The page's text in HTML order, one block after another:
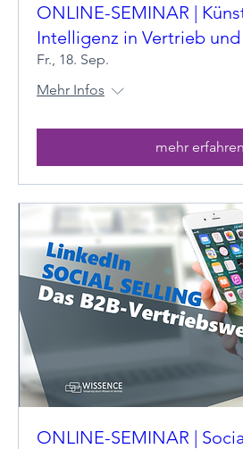
ONLINE-SEMINAR |
Intelligenz in Vertrieb
Fr., 18. Sep.
Mehr Infos
mehr erfahren
ONLINE-SEMINAR |